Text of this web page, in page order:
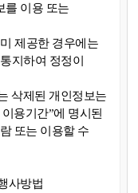
를 이용 또는
제공한 경우에는
지하여 정정이
삭제된 개인정보는
용기간”에 명시된
또는 이용할 수
사방법